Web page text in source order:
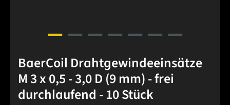
BaerCoil Drahtgewindeeinsätze
M 3 x 0,5 - 3,0 D (9 mm) - frei
durchlaufend - 10 Stück